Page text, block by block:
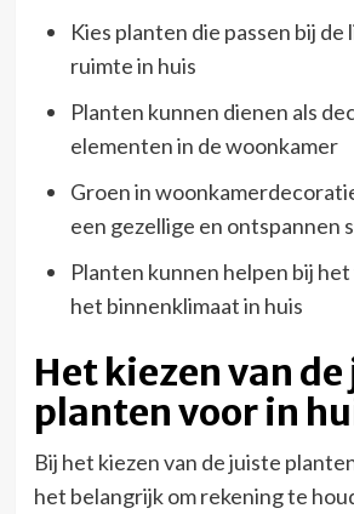
Kies planten die passen bij de
ruimte in huis
Planten kunnen dienen als
elementen in de woonkamer
Groen in
een gezellige en ontspannen
Planten kunnen helpen bij
het binnenklimaat in huis
Het kiezen van
planten voor in
Bij het kiezen van de juiste
het belangrijk om rekening te